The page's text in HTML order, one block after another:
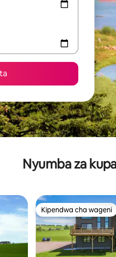
Nyumba za
Kipendwa cha wageni
Kipendwa cha wageni